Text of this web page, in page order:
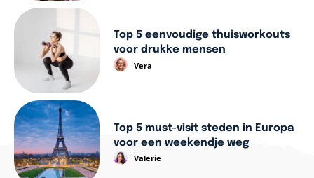
Top 5 eenvoudige thuisworkouts
voor drukke mensen
Vera
Top 5 must-visit steden in Europa
voor een weekendje weg
Valerie